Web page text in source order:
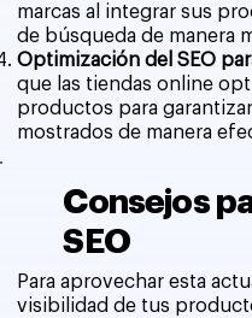
marcas al integrar sus
de búsqueda de manera
Optimización del SEO
que las tiendas online
productos para
mostrados de manera
Consejos
SEO
Para aprovechar esta
visibilidad de tus